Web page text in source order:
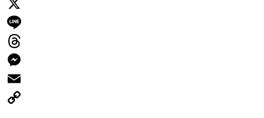
Facebook
X
Line
Threads
Messenger
Email